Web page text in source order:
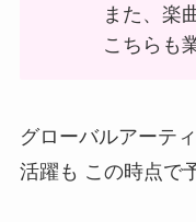
また、楽
こちらも
グローバルアーテ
活躍も この時点で